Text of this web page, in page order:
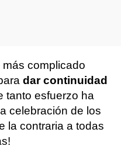
complicado
dar continuidad
tanto esfuerzo ha
celebración de los
la contraria a todas